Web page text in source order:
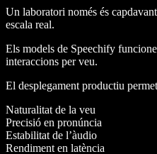
Un laboratori només és
escala real.
Els models de Speechify
interaccions per veu.
El desplegament productiu
Naturalitat de la veu
Precisió en pronúncia
Estabilitat de l’àudio
Rendiment en latència